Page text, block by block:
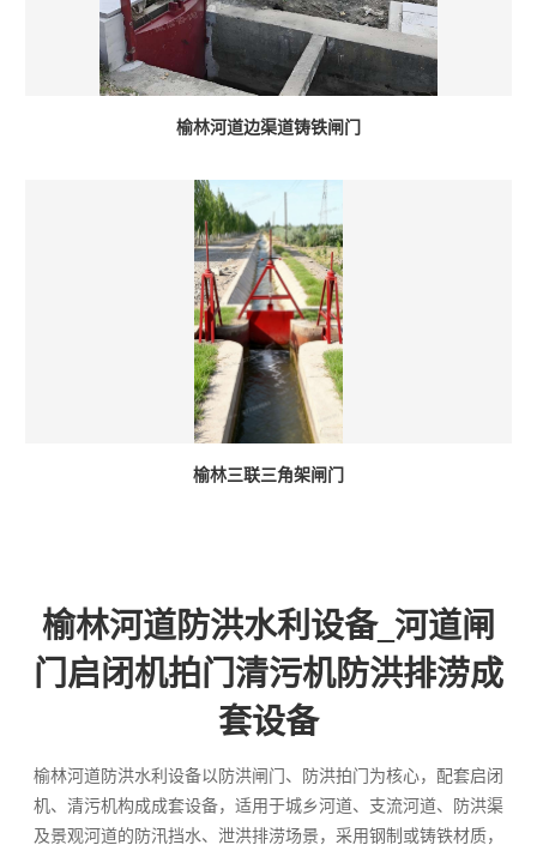
榆林河道边渠道铸铁闸门
榆林三联三角架闸门
榆林河道防洪水利设备_河道闸
门启闭机拍门清污机防洪排涝成
套设备
榆林河道防洪水利设备以防洪闸门、防洪拍门为核心，配套启闭
机、清污机构成成套设备，适用于城乡河道、支流河道、防洪渠
及景观河道的防汛挡水、泄洪排涝场景，采用钢制或铸铁材质，